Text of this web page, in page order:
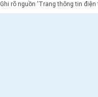
Ghi rõ nguồn 'Trang thông tin